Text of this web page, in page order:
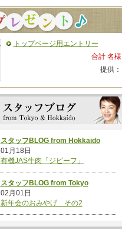
トップページ用エントリー
合計 名様
提供：
スタッフBLOG from Hokkaido
01月18日
有機JAS牛肉「ジビーフ」
スタッフBLOG from Tokyo
02月01日
新年会のおみやげ その2